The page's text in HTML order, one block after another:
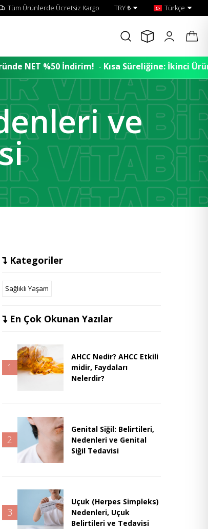
Tüm Ürünlerde Ücretsiz Kargo TRY ₺ Türkçe
-Kısa Süreliğine: İkinci Üründe NET %50 İndirim!-
ve
Kategoriler
Sağlıklı Yaşam
En Çok Okunan Yazılar
1
AHCC Nedir? AHCC Etkili
midir, Faydaları
Nelerdir?
2
Genital Siğil: Belirtileri,
Nedenleri ve Genital
Siğil Tedavisi
3
Uçuk (Herpes Simpleks)
Nedenleri, Uçuk
Belirtileri ve Tedavisi